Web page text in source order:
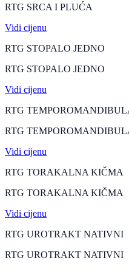
RTG SRCA I PLUĆA
Vidi cijenu
RTG STOPALO JEDNO
RTG STOPALO JEDNO
Vidi cijenu
RTG
RTG
Vidi cijenu
RTG TORAKALNA KIČMA
RTG TORAKALNA KIČMA
Vidi cijenu
RTG UROTRAKT NATIVNI
RTG UROTRAKT NATIVNI